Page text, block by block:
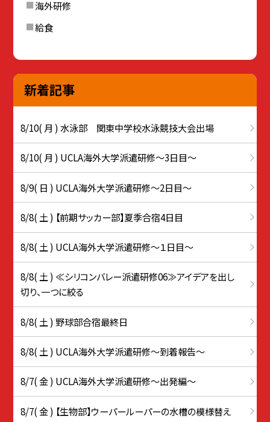
海外研修
給食
新着記事
8/10( 月 ) 水泳部 関東中学校水泳競技大会出場
8/10( 月 ) UCLA海外大学派遣研修〜3日目〜
8/9( 日 ) UCLA海外大学派遣研修〜2日目〜
8/8( 土 ) 【前期サッカー部】夏季合宿4日目
8/8( 土 ) UCLA海外大学派遣研修〜１日目〜
8/8( 土 ) ≪シリコンバレー派遣研修06≫アイデアを出し
切り、一つに絞る
8/8( 土 ) 野球部合宿最終日
8/8( 土 ) UCLA海外大学派遣研修〜到着報告〜
8/7( 金 ) UCLA海外大学派遣研修〜出発編〜
8/7( 金 ) 【生物部】ウーパールーパーの水槽の模様替え